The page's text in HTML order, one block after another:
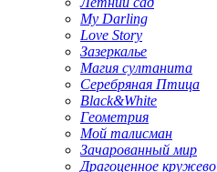
My Darling
Love Story
Зазеркалье
Магия султанита
Серебряная Птица
Black&White
Геометрия
Мой талисман
Зачарованный мир
Драгоценное кружево